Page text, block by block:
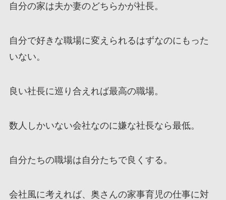
自分の家は夫か妻のどちらかが社長。
自分で好きな職場に変えられるはずなのにもった
いない。
良い社長に巡り合えれば最高の職場。
数人しかいない会社なのに嫌な社長なら最低。
自分たちの職場は自分たちで良くする。
会社風に考えれば、奥さんの家事育児の仕事に対